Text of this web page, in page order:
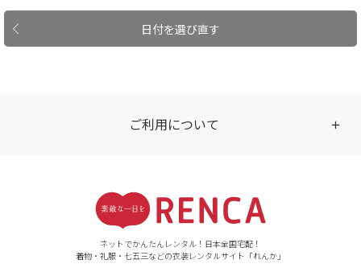
日付を選び直す
ご利用について
【ご注文（インターネット）】
24時間年中無休
【お問い合わせ窓口（メー
ネットでかんたんレンタル！日本全国宅配！
着物・礼服・七五三などの衣装レンタルサイト「れんか」